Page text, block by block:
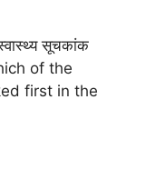
सूचकांक
of the
first in the